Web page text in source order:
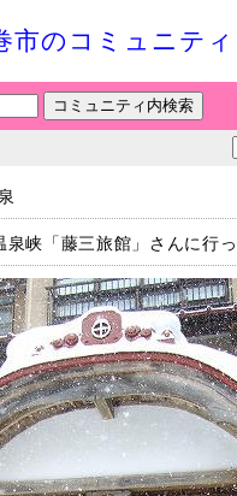
市のコミュニティ
泉峡「藤三旅館」さんに行